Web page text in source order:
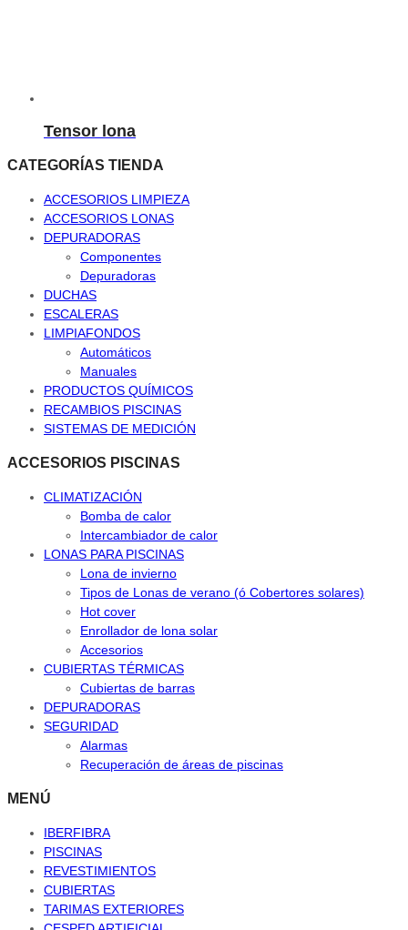
Tensor lona
CATEGORÍAS TIENDA
ACCESORIOS LIMPIEZA
ACCESORIOS LONAS
DEPURADORAS
Componentes
Depuradoras
DUCHAS
ESCALERAS
LIMPIAFONDOS
Automáticos
Manuales
PRODUCTOS QUÍMICOS
RECAMBIOS PISCINAS
SISTEMAS DE MEDICIÓN
ACCESORIOS PISCINAS
CLIMATIZACIÓN
Bomba de calor
Intercambiador de calor
LONAS PARA PISCINAS
Lona de invierno
Tipos de Lonas de verano (ó Cobertores solares)
Hot cover
Enrollador de lona solar
Accesorios
CUBIERTAS TÉRMICAS
Cubiertas de barras
DEPURADORAS
SEGURIDAD
Alarmas
Recuperación de áreas de piscinas
MENÚ
IBERFIBRA
PISCINAS
REVESTIMIENTOS
CUBIERTAS
TARIMAS EXTERIORES